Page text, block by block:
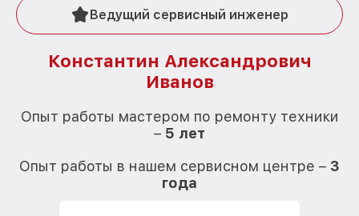
Ведущий сервисный инженер
Константин Александрович
Иванов
Опыт работы мастером по ремонту техники
– 5 лет
Опыт работы в нашем сервисном центре – 3
года